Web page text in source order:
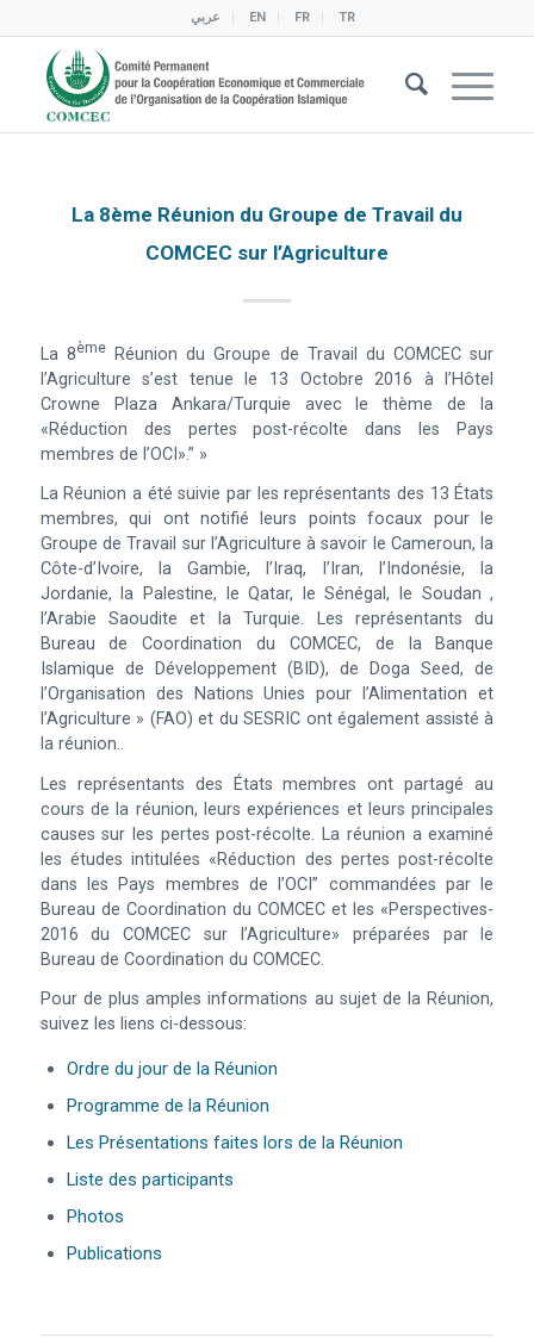
عربي EN FR TR
La 8ème Réunion du Groupe de Travail du
COMCEC sur l’Agriculture
La 8ÈmeRéunion du Groupe de Travail du COMCEC sur
l’Agriculture s’est tenue le 13 Octobre 2016 à l’Hôtel
Crowne Plaza Ankara/Turquie avec le thème de la
«Réduction des pertes post-récolte dans les Pays
membres de l’OCI».” »
La Réunion a été suivie par les représentants des 13 États
membres, qui ont notifié leurs points focaux pour le
Groupe de Travail sur l’Agriculture à savoir le Cameroun, la
Côte-d’Ivoire, la Gambie, l’Iraq, l’Iran, l’Indonésie, la
Jordanie, la Palestine, le Qatar, le Sénégal, le Soudan ,
l’Arabie Saoudite et la Turquie. Les représentants du
Bureau de Coordination du COMCEC, de la Banque
Islamique de Développement (BID), de Doga Seed, de
l’Organisation des Nations Unies pour l’Alimentation et
l’Agriculture » (FAO) et du SESRIC ont également assisté à
la réunion..
Les représentants des États membres ont partagé au
cours de la réunion, leurs expériences et leurs principales
causes sur les pertes post-récolte. La réunion a examiné
les études intitulées «Réduction des pertes post-récolte
dans les Pays membres de l’OCI” commandées par le
Bureau de Coordination du COMCEC et les «Perspectives-
2016 du COMCEC sur l’Agriculture» préparées par le
Bureau de Coordination du COMCEC.
Pour de plus amples informations au sujet de la Réunion,
suivez les liens ci-dessous:
Ordre du jour de la Réunion
Programme de la Réunion
Les Présentations faites lors de la Réunion
Liste des participants
Photos
Publications